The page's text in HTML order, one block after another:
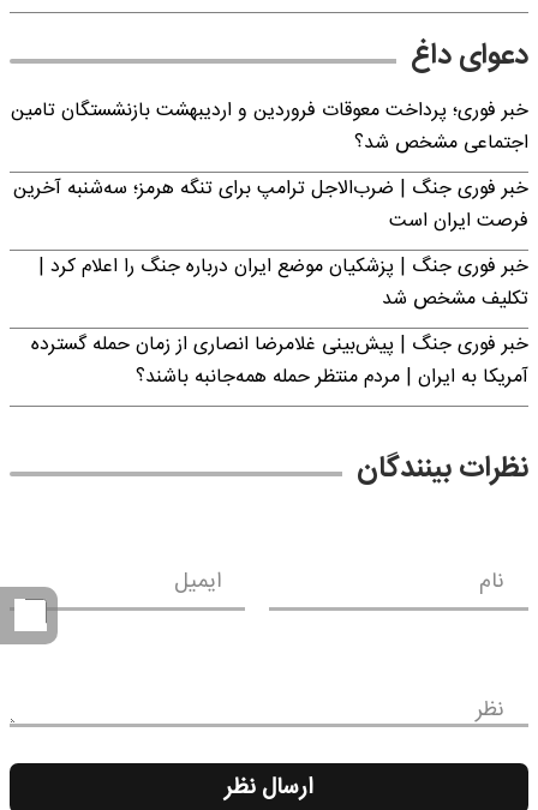
دعوای داغ
خبر فوری؛ پرداخت معوقات فروردین و اردیبهشت بازنشستگان تامین
اجتماعی مشخص شد؟
خبر فوری جنگ | ضرب‌الاجل ترامپ برای تنگه هرمز؛ سه‌شنبه آخرین
فرصت ایران است
خبر فوری جنگ | پزشکیان موضع ایران درباره جنگ را اعلام کرد |
تکلیف مشخص شد
خبر فوری جنگ | پیش‌بینی غلامرضا انصاری از زمان حمله گسترده
آمریکا به ایران | مردم منتظر حمله همه‌جانبه باشند؟
نظرات بینندگان
نام ایمیل
نظر
ارسال نظر